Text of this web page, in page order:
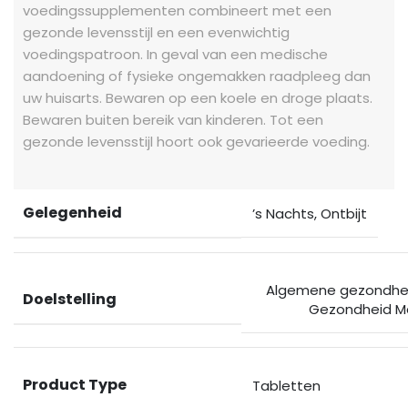
voedingssupplementen combineert met een
gezonde levensstijl en een evenwichtig
voedingspatroon. In geval van een medische
aandoening of fysieke ongemakken raadpleeg dan
uw huisarts. Bewaren op een koele en droge plaats.
Bewaren buiten bereik van kinderen. Tot een
gezonde levensstijl hoort ook gevarieerde voeding.
Gelegenheid ’s Nachts,Ontbijt
Doelstelling
Algemene
Gezondheid
Product Type Tabletten